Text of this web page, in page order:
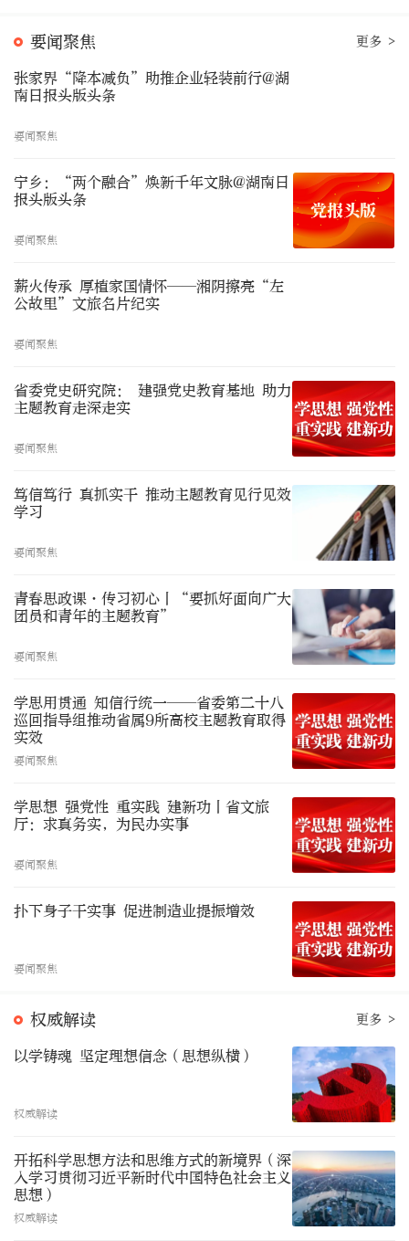
要闻聚焦 更多 >
张家界“降本减负”助推企业轻装前行@湖
南日报头版头条
要闻聚焦
宁乡：“两个融合”焕新千年文脉@湖南日
报头版头条
要闻聚焦
薪火传承 厚植家国情怀——湘阴擦亮“左
公故里”文旅名片纪实
要闻聚焦
省委党史研究院： 建强党史教育基地 助力
主题教育走深走实
要闻聚焦
笃信笃行 真抓实干 推动主题教育见行见效
学习
要闻聚焦
青春思政课·传习初心丨“要抓好面向广大
团员和青年的主题教育”
要闻聚焦
学思用贯通 知信行统一——省委第二十八
巡回指导组推动省属9所高校主题教育取得
实效
要闻聚焦
学思想 强党性 重实践 建新功丨省文旅
厅：求真务实，为民办实事
要闻聚焦
扑下身子干实事 促进制造业提振增效
要闻聚焦
权威解读 更多 >
以学铸魂 坚定理想信念（思想纵横）
权威解读
开拓科学思想方法和思维方式的新境界（深
入学习贯彻习近平新时代中国特色社会主义
思想）
权威解读